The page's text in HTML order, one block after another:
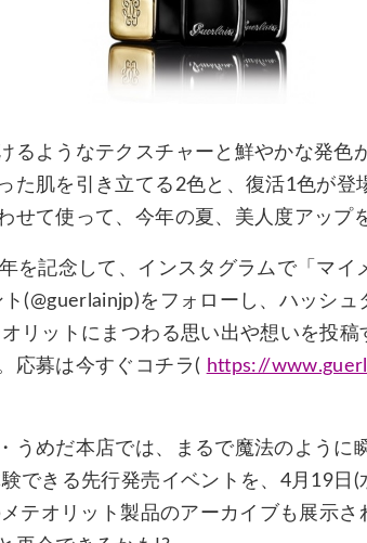
るようなテクスチャーと鮮やかな発色
た肌を引き立てる2色と、復活1色が登
せて使って、今年の夏、美人度アップ
を記念して、インスタグラムで「マイ
(@guerlainjp)をフォローし、ハッシ
リットにまつわる思い出や想いを投
応募は今すぐコチラ( https://
うめだ本店では、まるで魔法のように
できる先行発売イベントを、4月19日
テオリット製品のアーカイブも展示さ